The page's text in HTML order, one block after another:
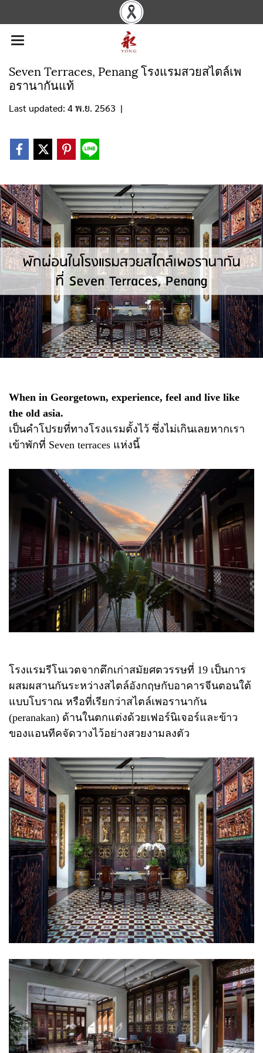
Seven Terraces, Penang โรงแรมสวยสไตล์เพ
อรานากันแท้
Last updated: 4 พ.ย. 2563 |
When in Georgetown, experience, feel and live like
the old asia.
เป็นคำโปรยที่ทางโรงแรมตั้งไว้ ซึ่งไม่เกินเลยหากเรา
เข้าพักที่ Seven terraces แห่งนี้
โรงแรมรีโนเวตจากตึกเก่าสมัยศตวรรษที่ 19 เป็นการ
ผสมผสานกันระหว่างสไตล์อังกฤษกับอาคารจีนตอนใต้
แบบโบราณ หรือที่เรียกว่าสไตล์เพอรานากัน
(peranakan) ด้านในตกแต่งด้วยเฟอร์นิเจอร์และข้าว
ของแอนทีคจัดวางไว้อย่างสวยงามลงตัว